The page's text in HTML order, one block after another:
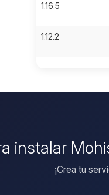
1.16.5
1.12.2
instalar
¡Crea tu